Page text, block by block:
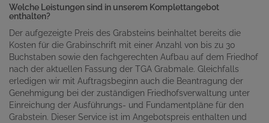
Welche Leistungen sind in unserem Komplettangebot
enthalten?
Der aufgezeigte Preis des Grabsteins beinhaltet bereits die
Kosten für die Grabinschrift mit einer Anzahl von bis zu 30
Buchstaben sowie den fachgerechten Aufbau auf dem Friedhof
nach der aktuellen Fassung der TGA Grabmale. Gleichfalls
erledigen wir mit Auftragsbeginn auch die Beantragung der
Genehmigung bei der zuständigen Friedhofsverwaltung unter
Einreichung der Ausführungs- und Fundamentpläne für den
Grabstein. Dieser Service ist im Angebotspreis enthalten und